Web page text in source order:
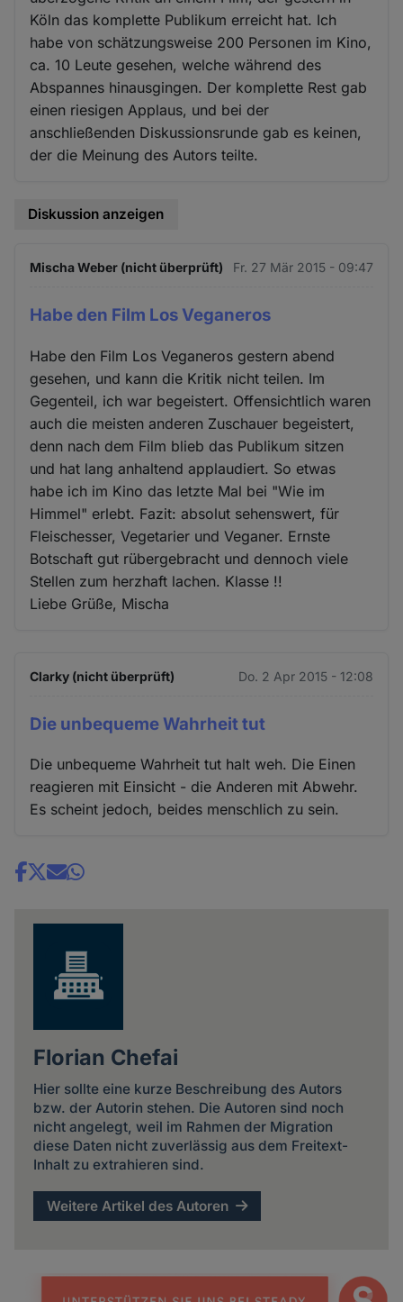
Köln das komplette Publikum erreicht hat. Ich
habe von schätzungsweise 200 Personen im Kino,
ca. 10 Leute gesehen, welche während des
Abspannes hinausgingen. Der komplette Rest gab
einen riesigen Applaus, und bei der
anschließenden Diskussionsrunde gab es keinen,
der die Meinung des Autors teilte.
Diskussion anzeigen
Mischa Weber (nicht überprüft) Fr. 27 Mär 2015 - 09:47
Habe den Film Los Veganeros
Habe den Film Los Veganeros gestern abend
gesehen, und kann die Kritik nicht teilen. Im
Gegenteil, ich war begeistert. Offensichtlich waren
auch die meisten anderen Zuschauer begeistert,
denn nach dem Film blieb das Publikum sitzen
und hat lang anhaltend applaudiert. So etwas
habe ich im Kino das letzte Mal bei "Wie im
Himmel" erlebt. Fazit: absolut sehenswert, für
Fleischesser, Vegetarier und Veganer. Ernste
Botschaft gut rübergebracht und dennoch viele
Stellen zum herzhaft lachen. Klasse !!
Liebe Grüße, Mischa
Clarky (nicht überprüft) Do. 2 Apr 2015 - 12:08
Die unbequeme Wahrheit tut
Die unbequeme Wahrheit tut halt weh. Die Einen
reagieren mit Einsicht - die Anderen mit Abwehr.
Es scheint jedoch, beides menschlich zu sein.
Share
Florian Chefai
Hier sollte eine kurze Beschreibung des Autors
bzw. der Autorin stehen. Die Autoren sind noch
nicht angelegt, weil im Rahmen der Migration
diese Daten nicht zuverlässig aus dem Freitext-
Inhalt zu extrahieren sind.
Weitere Artikel des Autoren